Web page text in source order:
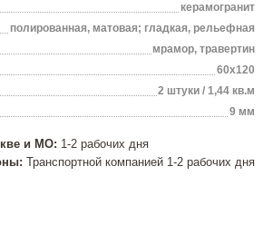
керамогранит
полированная, матовая; гладкая, рельефная
мрамор, травертин
60х120
2 штуки / 1,44 кв.м
9 мм
и МО: 1-2 рабочих дня
Транспортной компанией 1-2 рабочих дня